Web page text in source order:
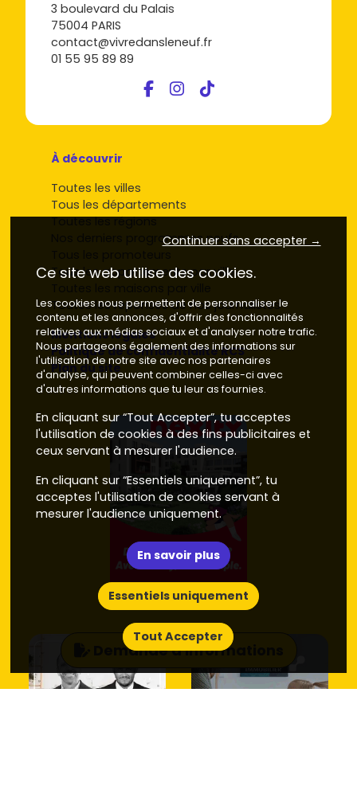
Demande d'informations
3 boulevard du Palais
75004 PARIS
contact@vivredansleneuf.fr
01 55 95 89 89
À découvrir
Toutes les villes
Tous les départements
Toutes les régions
Nos derniers programmes neufs
Tous les appartements par ville
Toutes les réponses de nos journalistes
Mentions légales
Politique de confidentialité RCS
Plan du site
Continuer sans accepter →
Ce site web utilise des cookies.
Les cookies nous permettent de personnaliser le
contenu et les annonces, d'offrir des fonctionnalités
relatives aux médias sociaux et d'analyser notre trafic.
Nous partageons également des informations sur
l'utilisation de notre site avec nos partenaires
d'analyse, qui peuvent combiner celles-ci avec
d'autres informations que tu leur as fournies.
En cliquant sur “Tout Accepter”, tu acceptes
l'utilisation de cookies à des fins publicitaires et
ceux servant à mesurer l'audience.
En cliquant sur “Essentiels uniquement”, tu
acceptes l'utilisation de cookies servant à
mesurer l'audience uniquement.
En savoir plus
Essentiels uniquement
Tout Accepter